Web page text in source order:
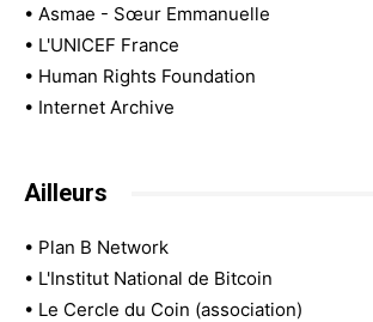
• Asmae - Sœur Emmanuelle
• L'UNICEF France
• Human Rights Foundation
• Internet Archive
Ailleurs
• Plan B Network
• L'Institut National de Bitcoin
• Le Cercle du Coin (association)